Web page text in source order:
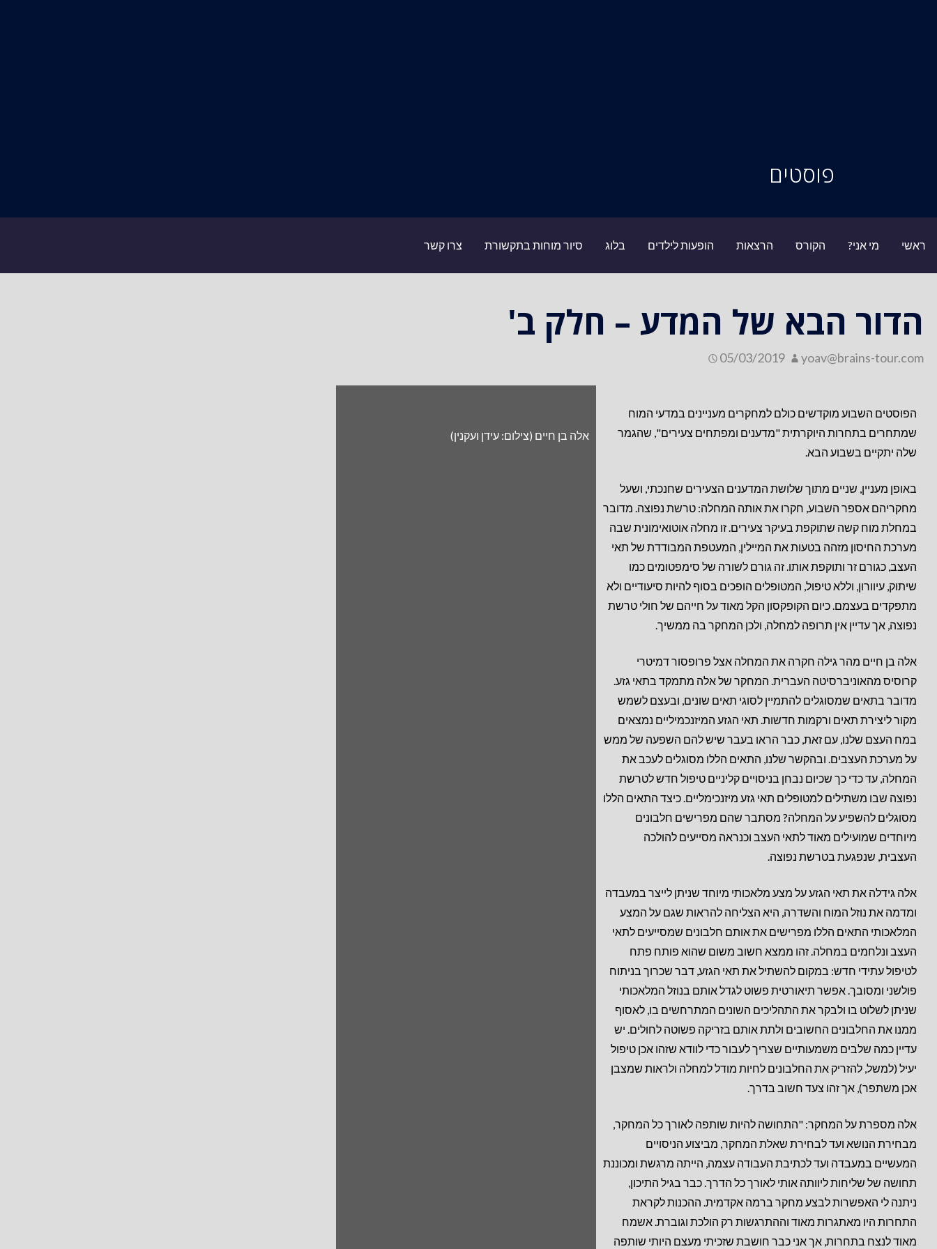
פוסטים
ראשי מי אני? הקורס הרצאות הופעות לילדים בלוג סיור מוחות בתקשורת צרו קשר
הדור הבא של המדע – חלק ב'
05/03/2019 yoav@brains-tour.com
הפוסטים השבוע מוקדשים כולם למחקרים מעניינים במדעי המוח
שמתחרים בתחרות היוקרתית "מדענים ומפתחים צעירים", שהגמר
שלה יתקיים בשבוע הבא.
באופן מעניין, שניים מתוך שלושת המדענים הצעירים שחנכתי, ושעל
מחקריהם אספר השבוע, חקרו את אותה המחלה: טרשת נפוצה. מדובר
במחלת מוח קשה שתוקפת בעיקר צעירים. זו מחלה אוטואימונית שבה
מערכת החיסון מזהה בטעות את המיילין, המעטפת המבודדת של תאי
העצב, כגורם זר ותוקפת אותו. זה גורם לשורה של סימפטומים כמו
שיתוק, עיוורון, וללא טיפול, המטופלים הופכים בסוף להיות סיעודיים ולא
מתפקדים בעצמם. כיום הקופקסון הקל מאוד על חייהם של חולי טרשת
נפוצה, אך עדיין אין תרופה למחלה, ולכן המחקר בה ממשיך.
אלה בן חיים מהר גילה חקרה את המחלה אצל פרופסור דמיטרי
קרוסיס מהאוניברסיטה העברית. המחקר של אלה מתמקד בתאי גזע.
מדובר בתאים שמסוגלים להתמיין לסוגי תאים שונים, ובעצם לשמש
מקור ליצירת תאים ורקמות חדשות. תאי הגזע המיזנכמיליים נמצאים
במח העצם שלנו, עם זאת, כבר הראו בעבר שיש להם השפעה של ממש
על מערכת העצבים. ובהקשר שלנו, התאים הללו מסוגלים לעכב את
המחלה, עד כדי כך שכיום נבחן בניסויים קליניים טיפול חדש לטרשת
נפוצה שבו משתילים למטופלים תאי גזע מיזנכימליים. כיצד התאים הללו
מסוגלים להשפיע על המחלה? מסתבר שהם מפרישים חלבונים
מיוחדים שמועילים מאוד לתאי העצב וכנראה מסייעים להולכה
העצבית, שנפגעת בטרשת נפוצה.
אלה גידלה את תאי הגזע על מצע מלאכותי מיוחד שניתן לייצר במעבדה
ומדמה את נוזל המוח והשדרה, היא הצליחה להראות שגם על המצע
המלאכותי התאים הללו מפרישים את אותם חלבונים שמסייעים לתאי
העצב ונלחמים במחלה. זהו ממצא חשוב משום שהוא פותח פתח
לטיפול עתידי חדש: במקום להשתיל את תאי הגזע, דבר שכרוך בניתוח
פולשני ומסובך. אפשר תיאורטית פשוט לגדל אותם בנוזל המלאכותי
שניתן לשלוט בו ולבקר את התהליכים השונים המתרחשים בו, לאסוף
ממנו את החלבונים החשובים ולתת אותם בזריקה פשוטה לחולים. יש
עדיין כמה שלבים משמעותיים שצריך לעבור כדי לוודא שזהו אכן טיפול
יעיל (למשל, להזריק את החלבונים לחיות מודל למחלה ולראות שמצבן
אכן משתפר), אך זהו צעד חשוב בדרך.
אלה מספרת על המחקר: "התחושה להיות שותפה לאורך כל המחקר,
מבחירת הנושא ועד לבחירת שאלת המחקר, מביצוע הניסויים
המעשיים במעבדה ועד לכתיבת העבודה עצמה, הייתה מרגשת ומכוננת
תחושה של שליחות ליוותה אותי לאורך כל הדרך. כבר בגיל התיכון,
ניתנה לי האפשרות לבצע מחקר ברמה אקדמית. ההכנות לקראת
התחרות היו מאתגרות מאוד וההתרגשות רק הולכת וגוברת. אשמח
מאוד לנצח בתחרות, אך אני כבר חושבת שזכיתי מעצם היותי שותפה
אלה בן חיים (צילום: עידן ועקנין)